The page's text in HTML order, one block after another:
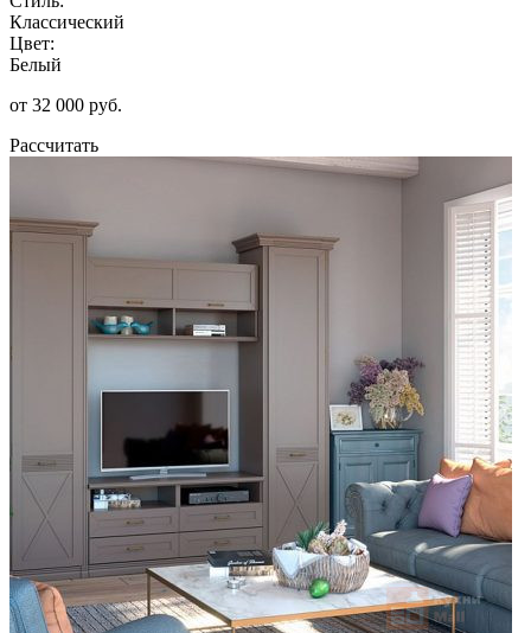
Классический
Цвет:
Белый
от 32 000 руб.
Рассчитать